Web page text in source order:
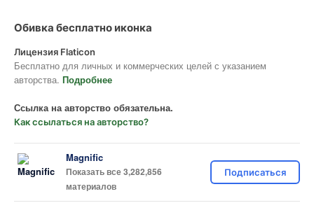
Обивка бесплатно иконка
Лицензия Flaticon
Бесплатно для личных и коммерческих целей с указанием
авторства. Подробнее
Ссылка на авторство обязательна.
Как ссылаться на авторство?
Magnific
Показать все 3,282,856
материалов
Подписаться